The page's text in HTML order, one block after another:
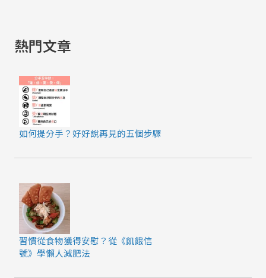
熱門文章
如何提分手？好好說再見的五個步驟
習慣從食物獲得安慰？從《飢餓信
號》學懶人減肥法